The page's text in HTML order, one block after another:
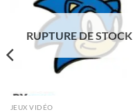
RUPTURE DE STOCK
JEUX VIDÉO